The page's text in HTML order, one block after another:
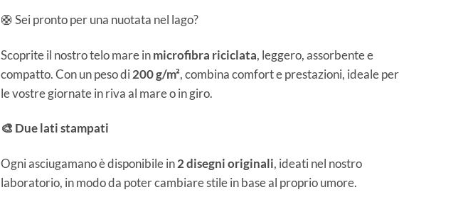
🛟 Sei pronto per una nuotata nel lago?
Scoprite il nostro telo mare inmicrofibra riciclata, leggero, assorbente e
compatto. Con un peso di200 g/m², combina comfort e prestazioni, ideale per
le vostre giornate in riva al mare o in giro.
🎨 Due lati stampati
Ogni asciugamano è disponibile in2 disegni originali, ideati nel nostro
laboratorio, in modo da poter cambiare stile in base al proprio umore.